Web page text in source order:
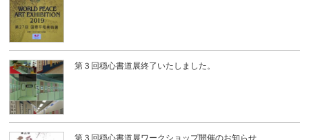
第３回穏心書道展終了いたしました。
第３回穏心書道展ワークショップ開催のお知らせ